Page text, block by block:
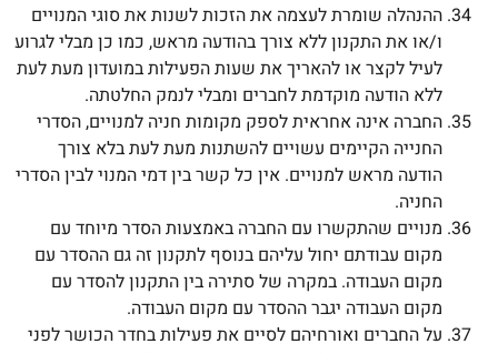
ההנהלה שומרת לעצמה את הזכות לשנות את סוגי המנויים
ו/או את התקנון ללא צורך בהודעה מראש, כמו כן מבלי לגרוע
לעיל לקצר או להאריך את שעות הפעילות במועדון מעת לעת
ללא הודעה מוקדמת לחברים ומבלי לנמק החלטתה.
החברה אינה אחראית לספק מקומות חניה למנויים, הסדרי
החנייה הקיימים עשויים להשתנות מעת לעת בלא צורך
הודעה מראש למנויים. אין כל קשר בין דמי המנוי לבין הסדרי
החניה.
מנויים שהתקשרו עם החברה באמצעות הסדר מיוחד עם
מקום עבודתם יחול עליהם בנוסף לתקנון זה גם ההסדר עם
מקום העבודה. במקרה של סתירה בין התקנון להסדר עם
מקום העבודה יגבר ההסדר עם מקום העבודה.
על החברים ואורחיהם לסיים את פעילות בחדר הכושר לפני